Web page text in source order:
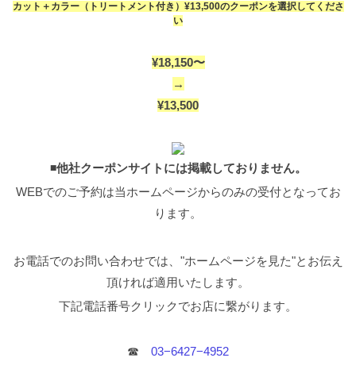
します。 下記電話番号クリックでお店に繋がりま
す。 ☎︎ 03−6427−4952
ヘアに切って、カラーもとってもお気に入り！だけ
ど美容室でやってもらったように自分でも出来るか
な？ このカラーにはどんなスタイリング剤がいいん
だろう？ など、実はカラーの色味によって乾かし方
や使用するスタイリング剤なども変化させると一歩
ショートスタイルの乾かし方とスタイリング
くなったし、これでスタイリングとかの手間が省け
るー！と、思っているそこのあなた！ ショートスタ
イルは一手間くわえるだけで見違えるほどカラーの
見え方も変わりオシャレ度が上がります。 美容院で
のスタイリングは上手くいったけど、自分だと上手
えば、カラーの見え方や仕上がりも全く違います。
意外と簡単にオシャレにショートヘア&トレンドカラ
ーが仕上がります。 5SCENE齋藤が教えるスタイリ
ングをする上で重要なポイント3つ！！
は乾かし方でキマる3つのポイント！ [自然なボリュ
ボリュームUPをスタイリング剤でふんわり柔らかい
カット＋カラー（トリートメント付き）¥13,500のクーポンを選択してくださ
い
¥18,150〜
→
¥13,500
◾️他社クーポンサイトには掲載しておりません。
WEBでのご予約は当ホームページからのみの受付となってお
ります。
お電話でのお問い合わせでは、"ホームページを見た"とお伝え
頂ければ適用いたします。
下記電話番号クリックでお店に繋がります。
☎︎ 03−6427−4952